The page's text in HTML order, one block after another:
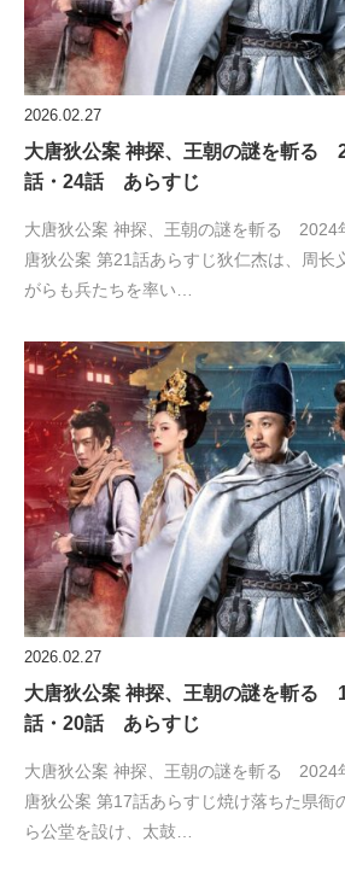
2026.02.27
大唐狄公案 神探、王朝の謎を斬る
話・24話 あらすじ
大唐狄公案 神探、王朝の謎を斬る
唐狄公案 第21話あらすじ狄仁杰は、周长
がらも兵たちを率い…
2026.02.27
大唐狄公案 神探、王朝の謎を斬る
話・20話 あらすじ
大唐狄公案 神探、王朝の謎を斬る
唐狄公案 第17話あらすじ焼け落ちた県衙
ら公堂を設け、太鼓…